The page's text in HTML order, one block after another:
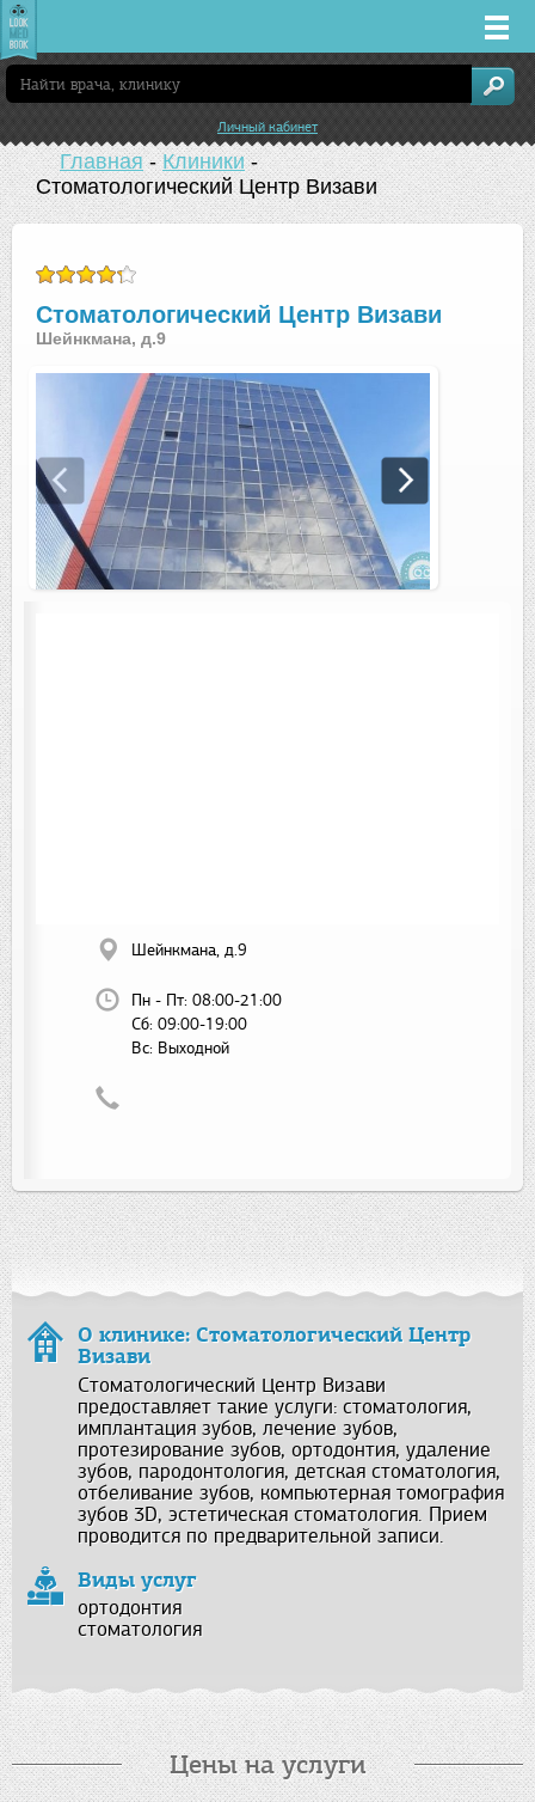
Врачи
Клиники
Заболевания
Лекарства
Акции
Екатеринбург
Личный кабинет
Главная-Клиники-
Стоматологический Центр Визави
Стоматологический Центр Визави
Шейнкмана, д.9
Шейнкмана, д.9
Пн - Пт: 08:00-21:00
Сб: 09:00-19:00
Вс: Выходной
О клинике: Стоматологический Центр
Визави
Стоматологический Центр Визави
предоставляет такие услуги: стоматология,
имплантация зубов, лечение зубов,
протезирование зубов, ортодонтия, удаление
зубов, пародонтология, детская стоматология,
отбеливание зубов, компьютерная томография
зубов 3D, эстетическая стоматология. Прием
проводится по предварительной записи.
Виды услуг
ортодонтия
стоматология
Цены на услуги